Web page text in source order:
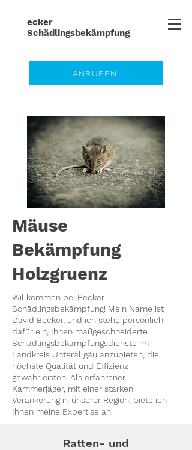
ecker
Schädlingsbekämpfung
ANRUFEN
Mäuse
Bekämpfung
Holzgruenz
Willkommen bei Becker
Schädlingsbekämpfung! Mein Name ist
David Becker, und ich stehe persönlich
dafür ein, Ihnen maßgeschneiderte
Schädlingsbekämpfungsdienste im
Landkreis Unterallgäu anzubieten, die
höchste Qualität und Effizienz
gewährleisten. Als erfahrener
Kammerjäger, mit einer starken
Verankerung in unserer Region, biete ich
Ihnen meine Expertise an.
Ratten- und